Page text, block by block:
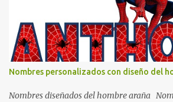
para tu dormitorio. El color naranja es una
recibir esa luz y felicidad que todo ser
blanco es ideal para lograr el relax total, es
todo y además es color bastante limpio que
de calidez. Los colores terra son excelentes
dormitorio nos brinda esa sensación de
color gris es un color muy relajante y por lo
Nombres personalizados con diseño del
Nombres diseñados del hombre araña